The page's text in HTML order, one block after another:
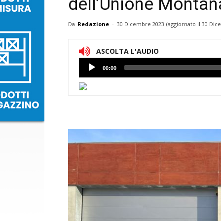
dell’Unione
Da Redazione - 30 Dicembre 2023 (aggiornato il 30
ASCOLTA L'AUDIO
Lettore
Audio
00:00